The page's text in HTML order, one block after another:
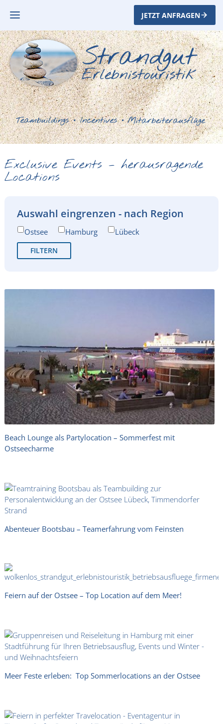
JETZT ANFRAGEN
Exclusive Events – herausragende
Locations
Auswahl eingrenzen - nach Region
Ostsee Hamburg Lübeck
Beach Lounge als Partylocation – Sommerfest mit
Ostseecharme
Abenteuer Bootsbau – Teamerfahrung vom Feinsten
Feiern auf der Ostsee – Top Location auf dem Meer!
Meer Feste erleben: Top Sommerlocations an der Ostsee